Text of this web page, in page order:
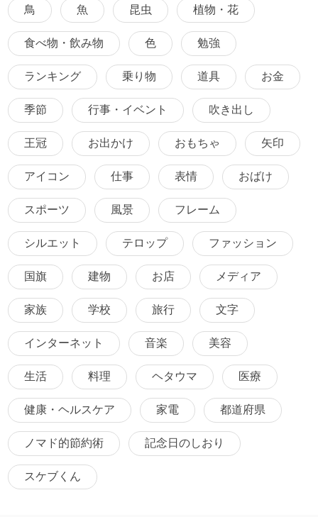
鳥 魚 昆虫 植物・花
食べ物・飲み物 色 勉強
ランキング 乗り物 道具 お金
季節 行事・イベント 吹き出し
王冠 お出かけ おもちゃ 矢印
アイコン 仕事 表情 おばけ
スポーツ 風景 フレーム
シルエット テロップ ファッション
国旗 建物 お店 メディア
家族 学校 旅行 文字
インターネット 音楽 美容
生活 料理 ヘタウマ 医療
健康・ヘルスケア 家電 都道府県
ノマド的節約術 記念日のしおり
スケブくん